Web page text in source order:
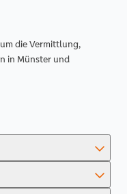
die Vermittlung,
in Münster und